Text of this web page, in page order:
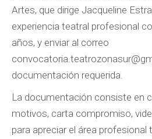
Artes, que dirige Jacqueline
experiencia teatral profesional
años, y enviar al correo
documentación requerida.
La documentación consiste en
motivos, carta compromiso,
para apreciar el área profesional